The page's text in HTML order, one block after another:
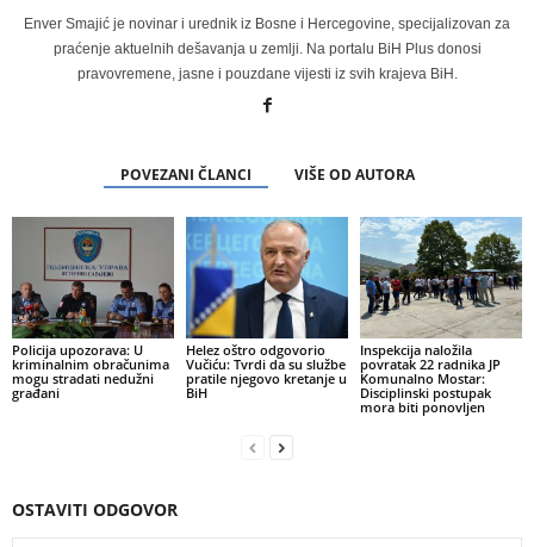
Enver Smajić je novinar i urednik iz Bosne i Hercegovine, specijalizovan za
praćenje aktuelnih dešavanja u zemlji. Na portalu BiH Plus donosi
pravovremene, jasne i pouzdane vijesti iz svih krajeva BiH.
POVEZANI ČLANCI VIŠE OD AUTORA
Policija upozorava: U
kriminalnim obračunima
mogu stradati nedužni
građani
Helez oštro odgovorio
Vučiću: Tvrdi da su službe
pratile njegovo kretanje u
BiH
Inspekcija naložila
povratak 22 radnika JP
Komunalno Mostar:
Disciplinski postupak
mora biti ponovljen
OSTAVITI ODGOVOR